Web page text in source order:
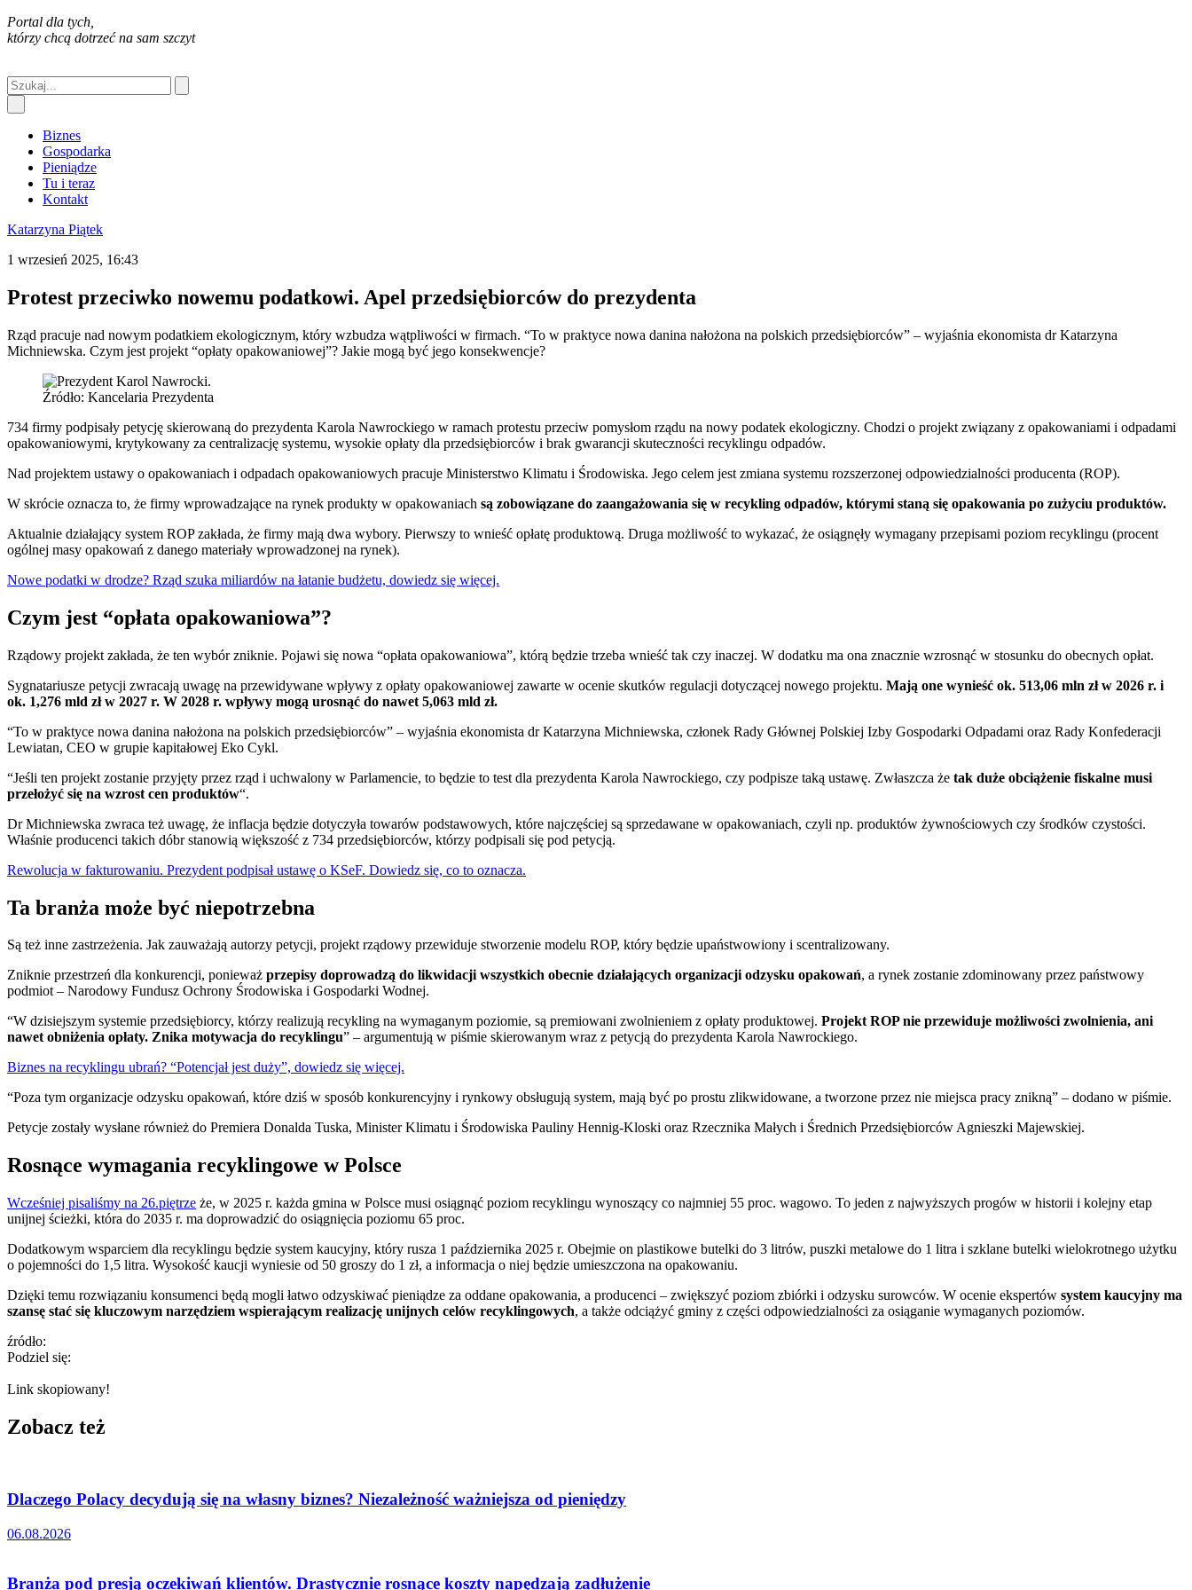
Portal dla tych,
którzy chcą dotrzeć na sam szczyt
Biznes
Gospodarka
Pieniądze
Tu i teraz
Kontakt
Katarzyna Piątek
1 wrzesień 2025, 16:43
Protest przeciwko nowemu podatkowi. Apel przedsiębiorców do prezydenta
Rząd pracuje nad nowym podatkiem ekologicznym, który wzbudza wątpliwości w firmach. “To w praktyce nowa danina nałożona na polskich przedsiębiorców” – wyjaśnia ekonomista dr Katarzyna
Michniewska. Czym jest projekt “opłaty opakowaniowej”? Jakie mogą być jego konsekwencje?
Źródło: Kancelaria Prezydenta
734 firmy podpisały petycję skierowaną do prezydenta Karola Nawrockiego w ramach protestu przeciw pomysłom rządu na nowy podatek ekologiczny. Chodzi o projekt związany z opakowaniami i odpadami
opakowaniowymi, krytykowany za centralizację systemu, wysokie opłaty dla przedsiębiorców i brak gwarancji skuteczności recyklingu odpadów.
Nad projektem ustawy o opakowaniach i odpadach opakowaniowych pracuje Ministerstwo Klimatu i Środowiska. Jego celem jest zmiana systemu rozszerzonej odpowiedzialności producenta (ROP).
W skrócie oznacza to, że firmy wprowadzające na rynek produkty w opakowaniach są zobowiązane do zaangażowania się w recykling odpadów, którymi staną się opakowania po zużyciu produktów.
Aktualnie działający system ROP zakłada, że firmy mają dwa wybory. Pierwszy to wnieść opłatę produktową. Druga możliwość to wykazać, że osiągnęły wymagany przepisami poziom recyklingu (procent
ogólnej masy opakowań z danego materiały wprowadzonej na rynek).
Nowe podatki w drodze? Rząd szuka miliardów na łatanie budżetu, dowiedz się więcej.
Czym jest “opłata opakowaniowa”?
Rządowy projekt zakłada, że ten wybór zniknie. Pojawi się nowa “opłata opakowaniowa”, którą będzie trzeba wnieść tak czy inaczej. W dodatku ma ona znacznie wzrosnąć w stosunku do obecnych opłat.
Sygnatariusze petycji zwracają uwagę na przewidywane wpływy z opłaty opakowaniowej zawarte w ocenie skutków regulacji dotyczącej nowego projektu. Mają one wynieść ok. 513,06 mln zł w 2026 r. i
ok. 1,276 mld zł w 2027 r. W 2028 r. wpływy mogą urosnąć do nawet 5,063 mld zł.
“To w praktyce nowa danina nałożona na polskich przedsiębiorców” – wyjaśnia ekonomista dr Katarzyna Michniewska, członek Rady Głównej Polskiej Izby Gospodarki Odpadami oraz Rady Konfederacji
Lewiatan, CEO w grupie kapitałowej Eko Cykl.
“Jeśli ten projekt zostanie przyjęty przez rząd i uchwalony w Parlamencie, to będzie to test dla prezydenta Karola Nawrockiego, czy podpisze taką ustawę. Zwłaszcza że tak duże obciążenie fiskalne musi
przełożyć się na wzrost cen produktów“.
Dr Michniewska zwraca też uwagę, że inflacja będzie dotyczyła towarów podstawowych, które najczęściej są sprzedawane w opakowaniach, czyli np. produktów żywnościowych czy środków czystości.
Właśnie producenci takich dóbr stanowią większość z 734 przedsiębiorców, którzy podpisali się pod petycją.
Rewolucja w fakturowaniu. Prezydent podpisał ustawę o KSeF. Dowiedz się, co to oznacza.
Ta branża może być niepotrzebna
Są też inne zastrzeżenia. Jak zauważają autorzy petycji, projekt rządowy przewiduje stworzenie modelu ROP, który będzie upaństwowiony i scentralizowany.
Zniknie przestrzeń dla konkurencji, ponieważ przepisy doprowadzą do likwidacji wszystkich obecnie działających organizacji odzysku opakowań, a rynek zostanie zdominowany przez państwowy
podmiot – Narodowy Fundusz Ochrony Środowiska i Gospodarki Wodnej.
“W dzisiejszym systemie przedsiębiorcy, którzy realizują recykling na wymaganym poziomie, są premiowani zwolnieniem z opłaty produktowej. Projekt ROP nie przewiduje możliwości zwolnienia, ani
nawet obniżenia opłaty. Znika motywacja do recyklingu” – argumentują w piśmie skierowanym wraz z petycją do prezydenta Karola Nawrockiego.
Biznes na recyklingu ubrań? “Potencjał jest duży”, dowiedz się więcej.
“Poza tym organizacje odzysku opakowań, które dziś w sposób konkurencyjny i rynkowy obsługują system, mają być po prostu zlikwidowane, a tworzone przez nie miejsca pracy znikną” – dodano w piśmie.
Petycje zostały wysłane również do Premiera Donalda Tuska, Minister Klimatu i Środowiska Pauliny Hennig-Kloski oraz Rzecznika Małych i Średnich Przedsiębiorców Agnieszki Majewskiej.
Rosnące wymagania recyklingowe w Polsce
Wcześniej pisaliśmy na 26.piętrze że, w 2025 r. każda gmina w Polsce musi osiągnąć poziom recyklingu wynoszący co najmniej 55 proc. wagowo. To jeden z najwyższych progów w historii i kolejny etap
unijnej ścieżki, która do 2035 r. ma doprowadzić do osiągnięcia poziomu 65 proc.
Dodatkowym wsparciem dla recyklingu będzie system kaucyjny, który rusza 1 października 2025 r. Obejmie on plastikowe butelki do 3 litrów, puszki metalowe do 1 litra i szklane butelki wielokrotnego użytku
o pojemności do 1,5 litra. Wysokość kaucji wyniesie od 50 groszy do 1 zł, a informacja o niej będzie umieszczona na opakowaniu.
Dzięki temu rozwiązaniu konsumenci będą mogli łatwo odzyskiwać pieniądze za oddane opakowania, a producenci – zwiększyć poziom zbiórki i odzysku surowców. W ocenie ekspertów system kaucyjny ma
szansę stać się kluczowym narzędziem wspierającym realizację unijnych celów recyklingowych, a także odciążyć gminy z części odpowiedzialności za osiąganie wymaganych poziomów.
źródło:
Podziel się:
Link skopiowany!
Zobacz też
Dlaczego Polacy decydują się na własny biznes? Niezależność ważniejsza od pieniędzy
06.08.2026
Branża pod presją oczekiwań klientów. Drastycznie rosnące koszty napędzają zadłużenie